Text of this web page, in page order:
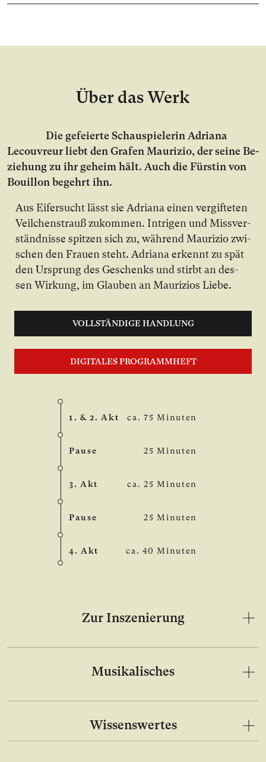
Über das Werk
Die ge­fei­er­te Schau­spie­le­rin Adriana
Lecouvreur liebt den Gra­fen Mau­ri­zio, der sei­ne Be­
zie­hung zu ihr ge­heim hält. Auch die Fürs­tin von
Bouil­lon be­gehrt ihn.
Aus Ei­fer­sucht lässt sie Adria­na ei­nen ver­gif­te­ten
Veil­chen­strauß zu­kom­men. In­tri­gen und Miss­ver­
ständ­nis­se spit­zen sich zu, wäh­rend Mau­ri­zio zwi­
schen den Frau­en steht. Adria­na er­kennt zu spät
den Ur­sprung des Ge­schenks und stirbt an des­
sen Wir­kung, im Glau­ben an Mau­ri­zi­os Lie­be.
VOLLSTÄNDIGE HANDLUNG
DIGITALES PROGRAMMHEFT
1. & 2. Akt ca. 75 Minuten
Pause 25 Minuten
3. Akt ca. 25 Minuten
Pause 25 Minuten
4. Akt ca. 40 Minuten
Zur Inszenierung
Musikalisches
Wissenswertes